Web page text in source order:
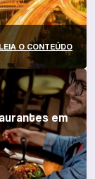
LEIA O CONTEÚDO
em